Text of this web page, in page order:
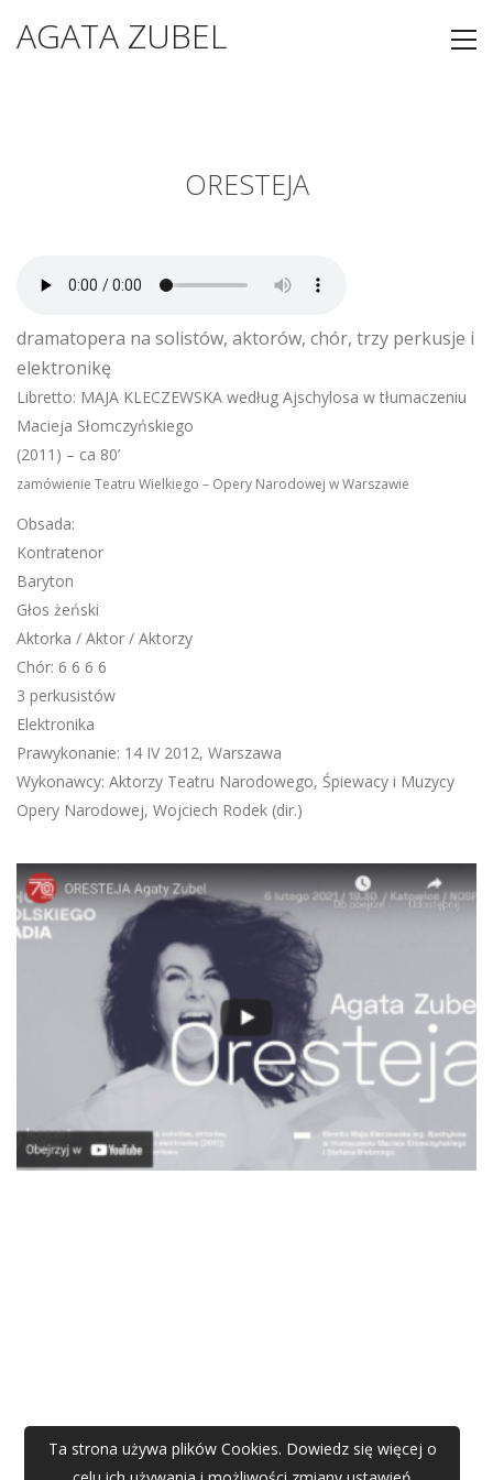
AGATA ZUBEL
ORESTEJA
dramatopera na solistów, aktorów, chór, trzy perkusje i
elektronikę
Libretto: MAJA KLECZEWSKA według Ajschylosa w tłumaczeniu
Macieja Słomczyńskiego
(2011) – ca 80’
zamówienie Teatru Wielkiego – Opery Narodowej w Warszawie
Obsada:
Kontratenor
Baryton
Głos żeński
Aktorka / Aktor / Aktorzy
Chór: 6 6 6 6
3 perkusistów
Elektronika
Prawykonanie: 14 IV 2012, Warszawa
Wykonawcy: Aktorzy Teatru Narodowego, Śpiewacy i Muzycy
Opery Narodowej, Wojciech Rodek (dir.)
Ta strona używa plików Cookies. Dowiedz się więcej o